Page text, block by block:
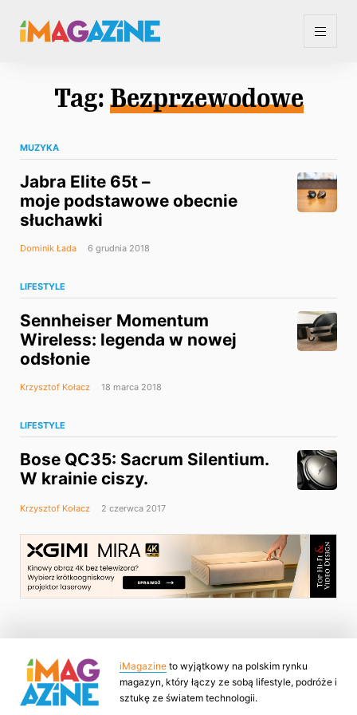
Tag: Bezprzewodowe
MUZYKA
Jabra Elite 65t –
moje podstawowe obecnie
słuchawki
Dominik Łada 6 grudnia 2018
LIFESTYLE
Sennheiser Momentum
Wireless: legenda w nowej
odsłonie
Krzysztof Kołacz 18 marca 2018
LIFESTYLE
Bose QC35: Sacrum Silentium.
W krainie ciszy.
Krzysztof Kołacz 2 czerwca 2017
iMagazine to wyjątkowy na polskim rynku
magazyn, który łączy ze sobą lifestyle, podróże i
sztukę ze światem technologii.